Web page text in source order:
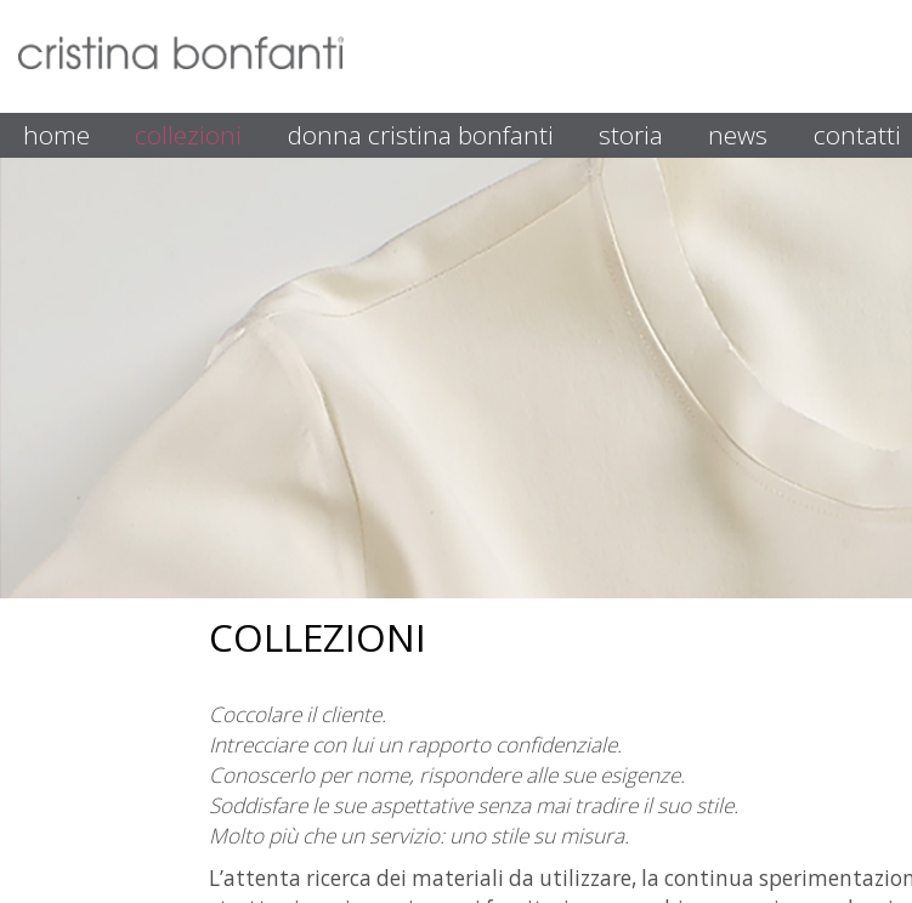
home collezioni donna cristina bonfanti storia news contatti
COLLEZIONI
Coccolare il cliente.
Intrecciare con lui un rapporto confidenziale.
Conoscerlo per nome, rispondere alle sue esigenze.
Soddisfare le sue aspettative senza mai tradire il suo stile.
Molto più che un servizio: uno stile su misura.
L’attenta ricerca dei materiali da utilizzare, la continua